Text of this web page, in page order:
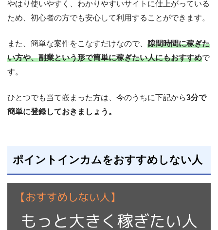
やはり使いやすく、わかりやすいサイトに仕上がっている
ため、初心者の方でも安心して利用することができます。
また、簡単な案件をこなすだけなので、 隙間時間に稼ぎた
い方や、副業という形で簡単に稼ぎたい人にもおすすめで
す。
ひとつでも当て嵌まった方は、今のうちに下記から3分で
簡単に登録しておきましょう。
ポイントインカムをおすすめしない人